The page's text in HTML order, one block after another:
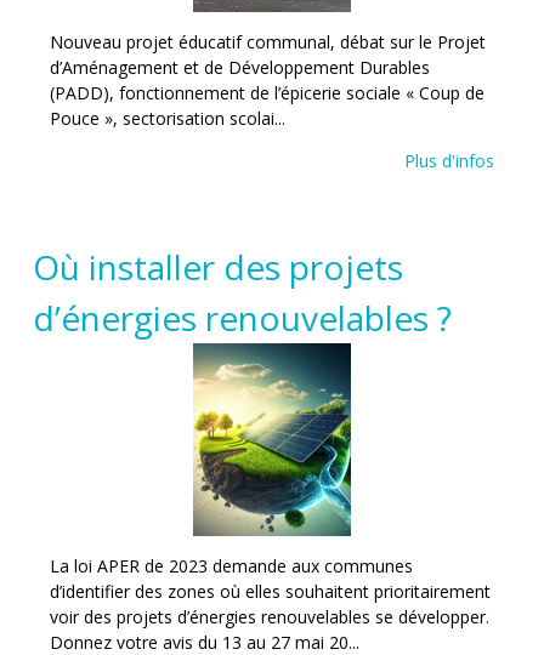
Nouveau projet éducatif communal, débat sur le Projet
d’Aménagement et de Développement Durables
(PADD), fonctionnement de l’épicerie sociale « Coup de
Pouce », sectorisation scolai...
Plus d'infos
Où installer des projets
d’énergies renouvelables ?
La loi APER de 2023 demande aux communes
d’identifier des zones où elles souhaitent prioritairement
voir des projets d’énergies renouvelables se développer.
Donnez votre avis du 13 au 27 mai 20...